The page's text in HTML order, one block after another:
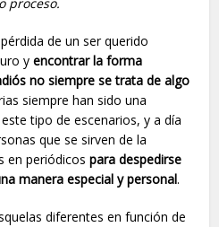
de un ser querido
yencontrar la forma
no siempre se trata de algo
siempre han sido una
tipo de escenarios, y a día
que se sirven de la
en periódicospara despedirse
manera especial y personal.
diferentes en función de